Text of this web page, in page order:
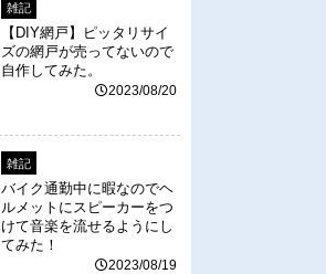
雑記
【DIY網戸】ピッタリサイ
ズの網戸が売ってないので
自作してみた。
2023/08/20
雑記
バイク通勤中に暇なのでヘ
ルメットにスピーカーをつ
けて音楽を流せるようにし
てみた！
2023/08/19